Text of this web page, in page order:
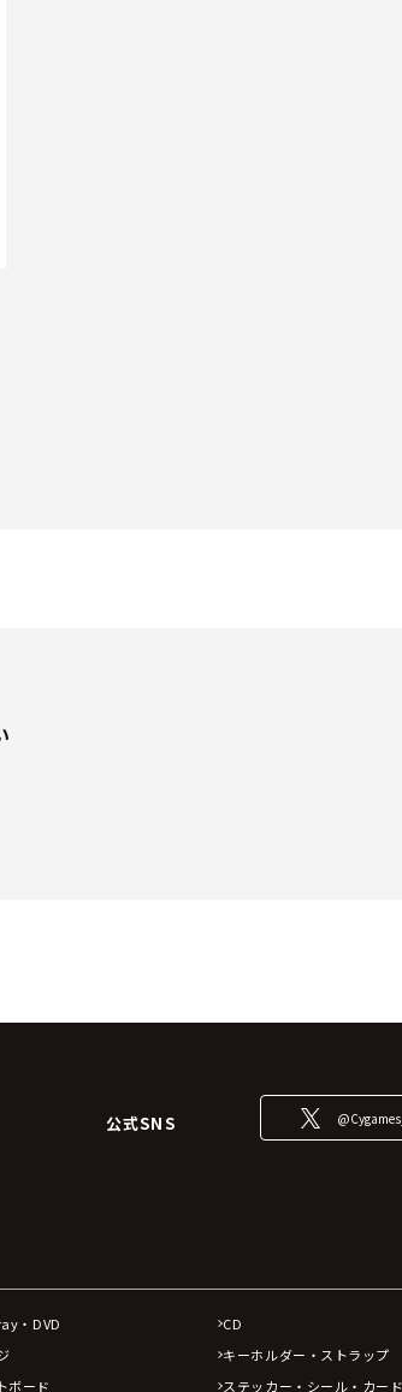
公式SNS
・DVD CD
キーホルダー・ストラップ
ボード ステッカー・シール・カード